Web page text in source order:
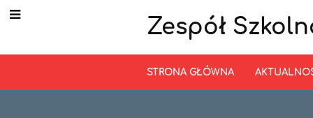
Zespół
STRONA GŁÓWNA